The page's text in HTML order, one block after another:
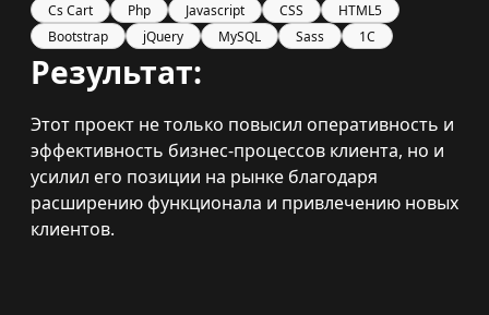
Cs Cart Php Javascript CSS
HTML5
Bootstrap
jQuery MySQL Sass 1C
Результат:
Этот проект не только повысил оперативность и
эффективность бизнес-процессов клиента, но и
усилил его позиции на рынке благодаря
расширению функционала и привлечению новых
клиентов.